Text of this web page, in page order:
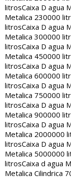
litrosCaixa D agua
Metalica 230000
litrosCaixa D agua
Metalica 300000
litrosCaixa D agua
Metalica 450000
litrosCaixa D agua
Metalica 600000
litrosCaixa D agua
Metalica 750000
litrosCaixa D agua
Metalica 900000
litrosCaixa D agua
Metalica 2000000
litrosCaixa D agua
Metalica 5000000
litrosCaixa d agua
Metalica Cilindrica